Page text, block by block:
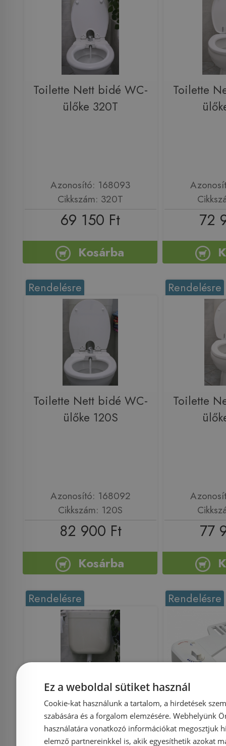
Toilette Nett bidé WC-
ülőke 320T
Azonosító: 168093
Cikkszám: 320T
69 150 Ft
Kosárba
Toilette
72
Rendelésre
Toilette Nett bidé WC-
ülőke 120S
Azonosító: 168092
Cikkszám: 120S
82 900 Ft
Kosárba
Rendelésre
Toilette
77
Rendelésre
Toilette Nett bidé WC-
ülőke 120K
Rendelésre
Sapho
Ez a weboldal sütiket használ
Cookie-kat használunk a tartalom, a hirdetések
szabására és a forgalom elemzésére. Webhelyünk
használatára vonatkozó információkat megosztjuk
elemző partnereinkkel is, akik egyesíthetik azokat